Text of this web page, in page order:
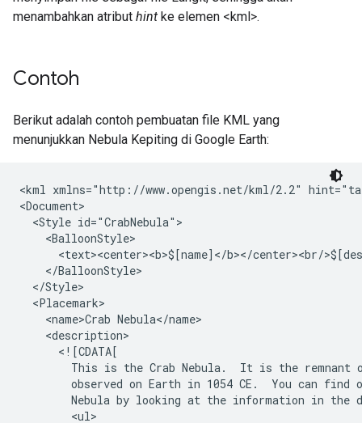
menambahkan atribut hint ke elemen <kml>.
Contoh
Berikut adalah contoh pembuatan file KML yang
menunjukkan Nebula Kepiting di Google Earth:
<kml xmlns="http://www.opengis.net/kml/2.2"
<Document>
  <Style id="CrabNebula">
    <BalloonStyle>
<text><center><b>$[name]</b></center><br/
    </BalloonStyle>
  </Style>
  <Placemark>
    <name>Crab Nebula</name>
    <description>
      <![CDATA[
This is the Crab Nebula.  It is the remnant
observed on Earth in 1054 CE.  You can find
Nebula by looking at the information in the
        <ul>